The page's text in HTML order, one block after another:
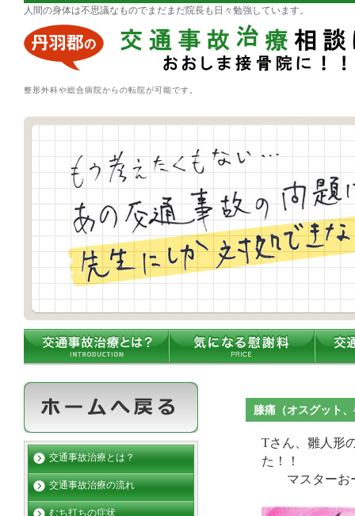
人間の身体は不思議なものでまだまだ院長も日々勉強しています。
整形外科や総合病院からの転院が可能です。
膝痛（オスグット
Tさん、雛人形
た！！
マスターお
交通事故治療とは？
交通事故治療の流れ
むち打ちの症状